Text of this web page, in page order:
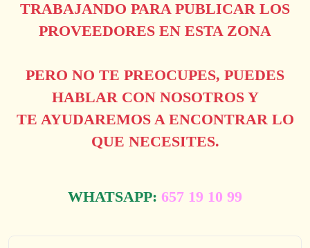
TRABAJANDO PARA PUBLICAR LOS
PROVEEDORES EN ESTA ZONA
PERO NO TE PREOCUPES, PUEDES
HABLAR CON NOSOTROS Y
TE AYUDAREMOS A ENCONTRAR LO
QUE NECESITES.
WHATSAPP: 657 19 10 99